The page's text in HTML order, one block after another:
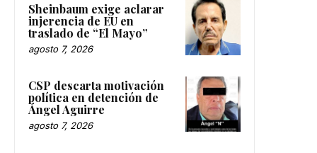
Sheinbaum exige aclarar
injerencia de EU en
traslado de “El Mayo”
agosto 7, 2026
CSP descarta motivación
política en detención de
Ángel Aguirre
agosto 7, 2026